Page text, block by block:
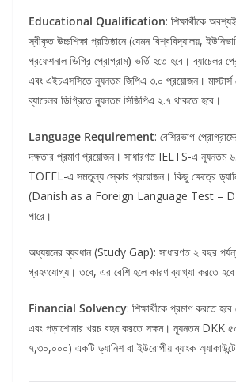
Educational Qualification: শিক্ষার্থীকে
স্বীকৃত উচ্চশিক্ষা প্রতিষ্ঠানে (যেমন বিশ্ববিদ্যালয়,
প্রফেশনাল ডিগ্রি প্রোগ্রাম) ভর্তি হতে হবে। ব্যাচেলর
এবং এইচএসসিতে ন্যূনতম জিপিএ ৩.০ প্রয়োজন। মাস্টার্স
ব্যাচেলর ডিগ্রিতে ন্যূনতম সিজিপিএ ২.৭ থাকতে হবে।
Language Requirement: বেশিরভাগ
দক্ষতার প্রমাণ প্রয়োজন। সাধারণত IELTS-এ ন্যূনতম
TOEFL-এ সমতুল্য স্কোর প্রয়োজন। কিছু ক্ষেত্রে
(Danish as a Foreign Language Test –
পারে।
অধ্যয়নের ব্যবধান (Study Gap): সাধারণত ২ বছর
গ্রহণযোগ্য। তবে, এর বেশি হলে কারণ ব্যাখ্যা করতে
Financial Solvency: শিক্ষার্থীকে প্রমাণ করতে হবে
এবং পড়াশোনার খরচ বহন করতে সক্ষম। ন্যূনতম DKK
৭,৩০,০০০) একটি ড্যানিশ বা ইউরোপীয় ব্যাংক